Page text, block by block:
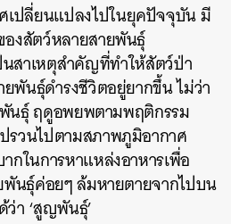
เปลี่ยนแปลงไปในยุคปัจจุบัน มี
องสัตว์หลายสายพันธุ์
สาเหตุสำคัญที่ทำให้สัตว์ป่า
พันธุ์ดำรงชีวิตอยู่ยากขึ้น ไม่ว่า
นธุ์ ฤดูอพยพตามพฤติกรรม
วนไปตามสภาพภูมิอากาศ
ในการหาแหล่งอาหารเพื่อ
นธุ์ค่อยๆ ล้มหายตายจากไปบน
ว่า ‘สูญพันธุ์’